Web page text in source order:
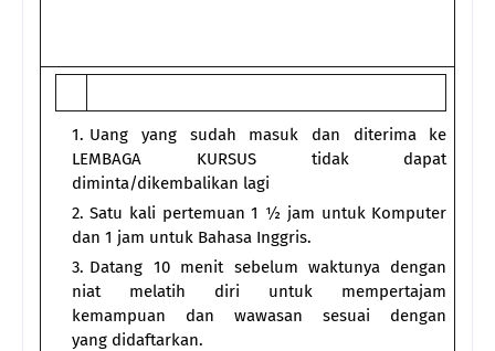
Uang yang sudah masuk dan diterima ke
LEMBAGA KURSUS tidak dapat
diminta/dikembalikan lagi
Satu kali pertemuan 1 ½ jam untuk Komputer
dan 1 jam untuk Bahasa Inggris.
Datang 10 menit sebelum waktunya dengan
niat melatih diri untuk mempertajam
kemampuan dan wawasan sesuai dengan
yang didaftarkan.